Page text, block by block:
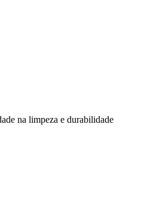
na limpeza e durabilidade